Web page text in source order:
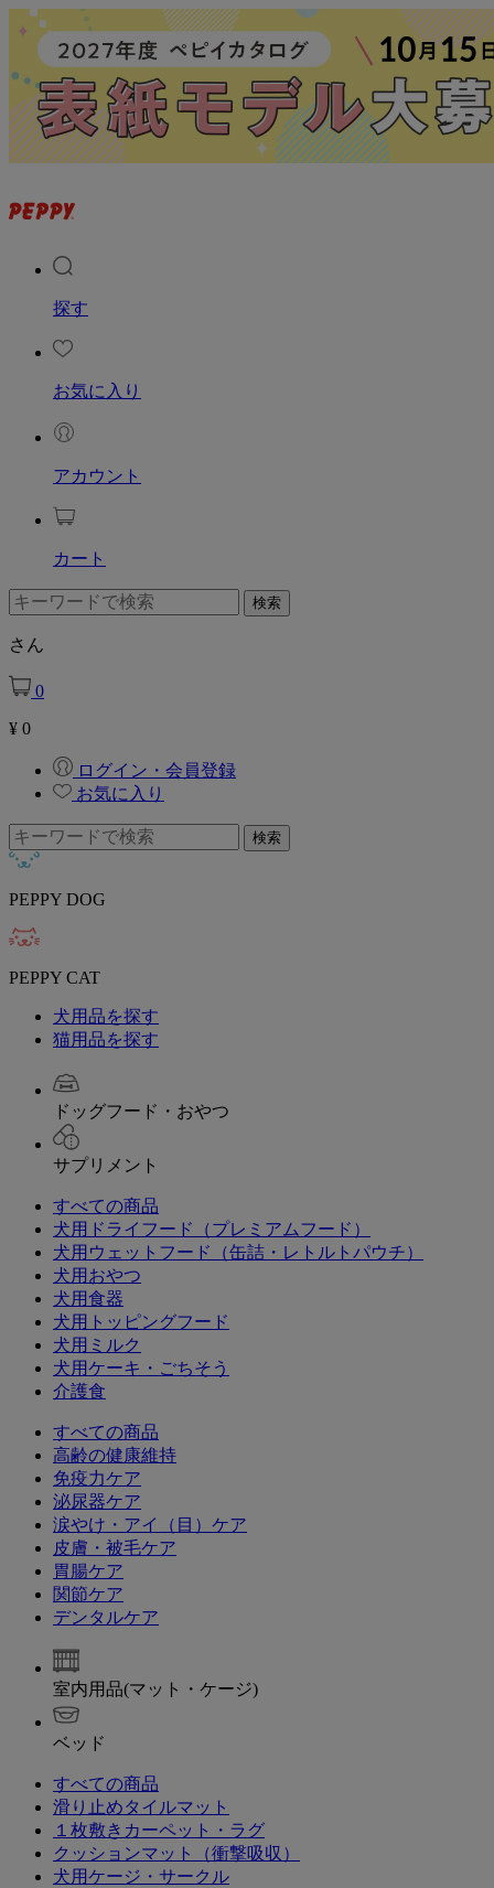
探す
お気に入り
アカウント
カート
さん
0
¥ 0
ログイン・会員登録
お気に入り
PEPPY DOG
PEPPY CAT
犬用品を探す
猫用品を探す
ドッグフード・おやつ
サプリメント
すべての商品
犬用ドライフード（プレミアムフード）
犬用ウェットフード（缶詰・レトルトパウチ）
犬用おやつ
犬用食器
犬用トッピングフード
犬用ミルク
犬用ケーキ・ごちそう
介護食
すべての商品
高齢の健康維持
免疫力ケア
泌尿器ケア
涙やけ・アイ（目）ケア
皮膚・被毛ケア
胃腸ケア
関節ケア
デンタルケア
室内用品(マット・ケージ)
ベッド
すべての商品
滑り止めタイルマット
１枚敷きカーペット・ラグ
クッションマット（衝撃吸収）
犬用ケージ・サークル